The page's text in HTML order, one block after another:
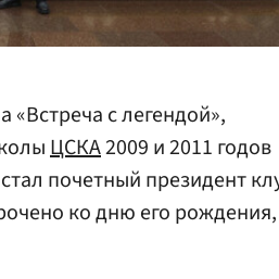
с легендой»,
ЦСКА2009 и 2011 годов
почетный президент
ко дню его рождения,